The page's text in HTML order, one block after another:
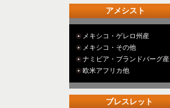
アメシスト
メキシコ・ゲレロ州産
メキシコ・その他
ナミビア・ブランドバーグ産
欧米アフリカ他
ブレスレット